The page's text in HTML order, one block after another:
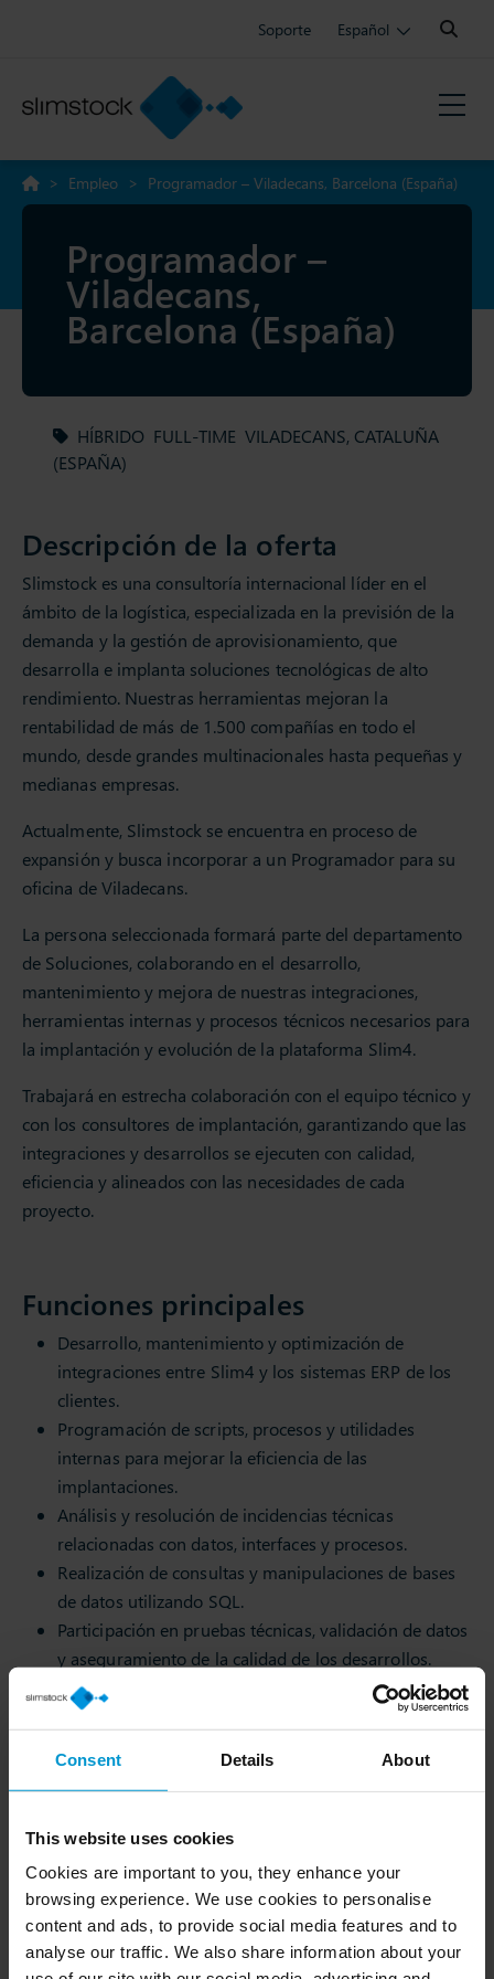
Consent Details About
This website uses cookies
Cookies are important to you, they enhance your
browsing experience. We use cookies to personalise
content and ads, to provide social media features and to
analyse our traffic. We also share information about your
Soporte Español
Search:
> Empleo > Programador – Viladecans, Barcelona (España)
Programador –
Viladecans,
Barcelona (España)
HÍBRIDO FULL-TIME VILADECANS, CATALUÑA
(ESPAÑA)
Descripción de la oferta
Slimstock es una consultoría internacional líder en el
ámbito de la logística, especializada en la previsión de la
demanda y la gestión de aprovisionamiento, que
desarrolla e implanta soluciones tecnológicas de alto
rendimiento. Nuestras herramientas mejoran la
rentabilidad de más de 1.500 compañías en todo el
mundo, desde grandes multinacionales hasta pequeñas y
medianas empresas.
Actualmente, Slimstock se encuentra en proceso de
expansión y busca incorporar a un Programador para su
oficina de Viladecans.
La persona seleccionada formará parte del departamento
de Soluciones, colaborando en el desarrollo,
mantenimiento y mejora de nuestras integraciones,
herramientas internas y procesos técnicos necesarios para
la implantación y evolución de la plataforma Slim4.
Trabajará en estrecha colaboración con el equipo técnico y
con los consultores de implantación, garantizando que las
integraciones y desarrollos se ejecuten con calidad,
eficiencia y alineados con las necesidades de cada
proyecto.
Funciones principales
Desarrollo, mantenimiento y optimización de
integraciones entre Slim4 y los sistemas ERP de los
clientes.
Programación de scripts, procesos y utilidades
internas para mejorar la eficiencia de las
implantaciones.
Análisis y resolución de incidencias técnicas
relacionadas con datos, interfaces y procesos.
Realización de consultas y manipulaciones de bases
de datos utilizando SQL.
Participación en pruebas técnicas, validación de datos
y aseguramiento de la calidad de los desarrollos.
Documentación técnica de los procesos y soluciones
implementadas.
Soluciones y el equipo de Consultoría para garantizar
Se ofrece
Incorporación a un proyecto internacional en pleno
crecimiento.